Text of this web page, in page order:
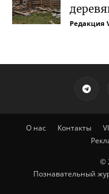
Редакция
О нас Контакты
©
Познавательный